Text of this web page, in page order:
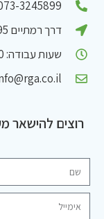
3245899
דרך רמתיים 95 הוד השרון
שעות עבודה: 17:00 - 08:00
רוצים להישאר